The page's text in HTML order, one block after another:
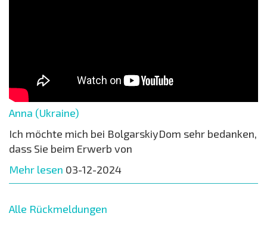
Anna (Ukraine)
Ich möchte mich bei BolgarskiyDom sehr bedanken,
dass Sie beim Erwerb von
Mehr lesen 03-12-2024
Alle Rückmeldungen